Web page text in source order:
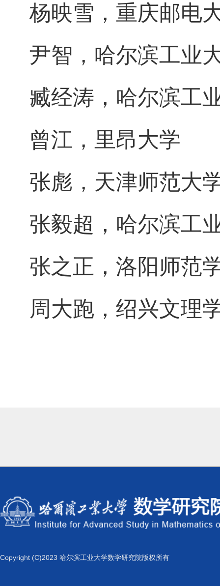
杨映雪，重庆邮电
尹智，哈尔滨工业
臧经涛，哈尔滨工
曾江，里昂大学
张彪，天津师范大
张毅超，哈尔滨工
张之正，洛阳师范
周大跑，绍兴文理
Copyright (C)2023 哈尔滨工业大学数学研究院版权所有